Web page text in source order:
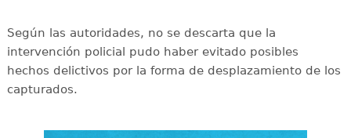
Según las autoridades, no se descarta que la
intervención policial pudo haber evitado posibles
hechos delictivos por la forma de desplazamiento de los
capturados.